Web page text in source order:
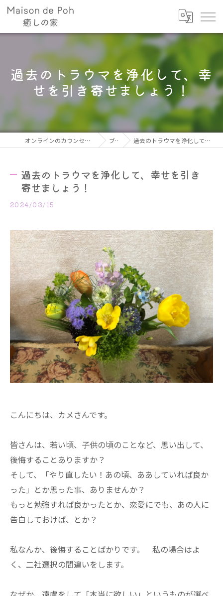
過去のトラウマを浄化して、幸
せを引き寄せましょう！
オンラインのカウンセリングならMaison de Poh ブログ 過去のトラウマを浄化して、幸せを引き寄せましょう！
過去のトラウマを浄化して、幸せを引き
寄せましょう！
2024/03/15
こんにちは、カメさんです。
皆さんは、若い頃、子供の頃のことなど、思い出して、
後悔することありますか？
そして、「やり直したい！あの頃、ああしていれば良か
った」とか思った事、ありませんか？
もっと勉強すれば良かったとか、恋愛にでも、あの人に
告白しておけば、とか？
私なんか、後悔することばかりです。 私の場合はよ
く、二社選択の間違いをします。